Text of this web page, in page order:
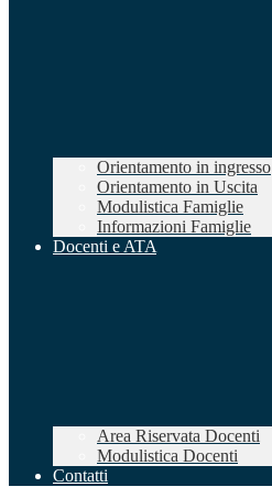
Orientamento in ingresso
Orientamento in Uscita
Modulistica Famiglie
Informazioni Famiglie
Docenti e ATA
Area Riservata Docenti
Modulistica Docenti
Contatti